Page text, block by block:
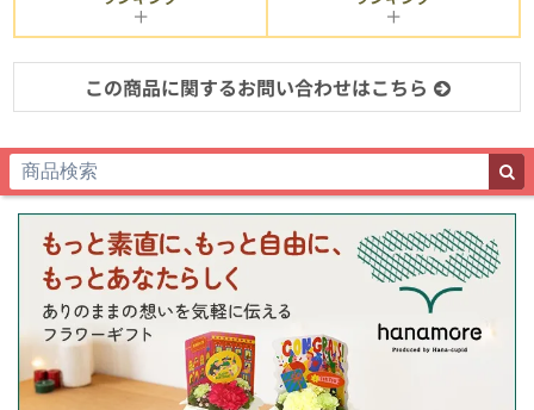
この商品に関するお問い合わせはこちら